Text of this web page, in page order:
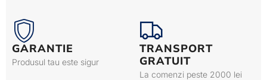
GARANTIE
Produsul tau este sigur
TRANSPORT
GRATUIT
La comenzi peste 2000 lei